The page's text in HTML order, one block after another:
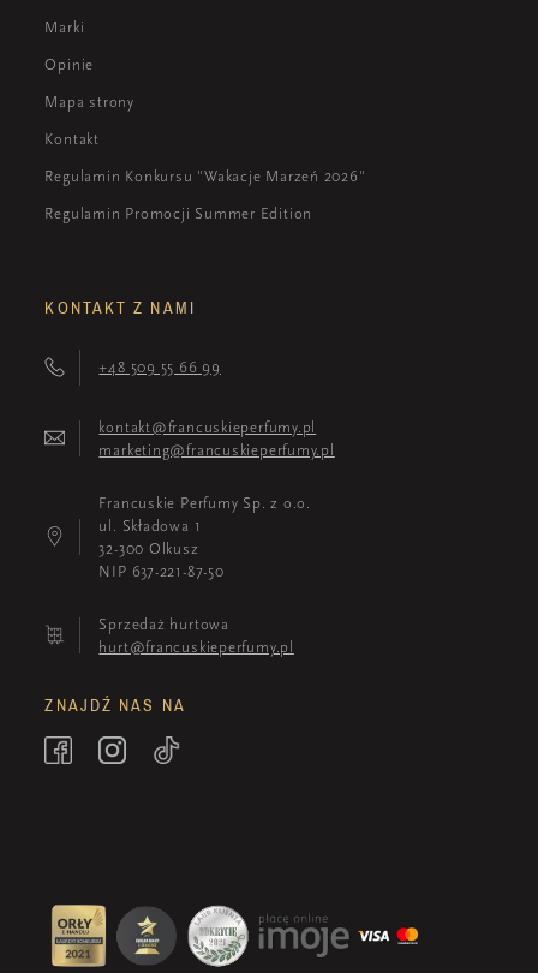
Marki
Opinie
Mapa strony
Kontakt
Regulamin Konkursu "Wakacje Marzeń 2026"
Regulamin Promocji Summer Edition
KONTAKT Z NAMI
+48 509 55 66 99
kontakt@francuskieperfumy.pl
marketing@francuskieperfumy.pl
Francuskie Perfumy Sp. z o.o.
ul. Składowa 1
32-300 Olkusz
NIP 637-221-87-50
Sprzedaż hurtowa
hurt@francuskieperfumy.pl
ZNAJDŹ NAS NA